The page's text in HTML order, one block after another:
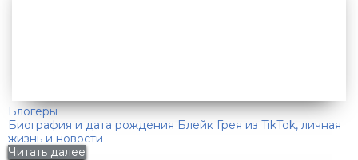
Блогеры
Биография и дата рождения Блейк Грея из TikTok, личная
жизнь и новости
Читать далее